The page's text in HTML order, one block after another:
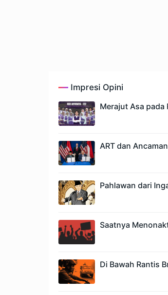
Impresi Opini
Merajut Asa
ART dan
Pahlawan dari
Saatnya
Di Bawah Rantis